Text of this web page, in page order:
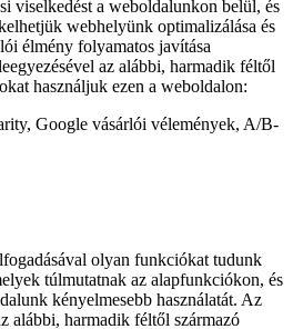
viselkedést a weboldalunkon belül, és
webhelyünk optimalizálása és
élmény folyamatos javítása
az alábbi, harmadik féltől
használjuk ezen a weboldalon:
Google vásárlói vélemények, A/B-
olyan funkciókat tudunk
túlmutatnak az alapfunkciókon, és
kényelmesebb használatát. Az
alábbi, harmadik féltől származó